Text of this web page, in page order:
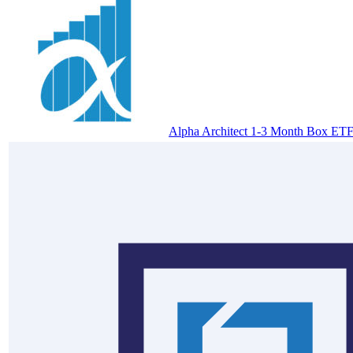
Alpha Architect 1-3 Month Box ETF